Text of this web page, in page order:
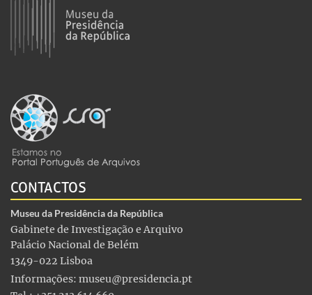
CONTACTOS
Museu da Presidência da República
Gabinete de Investigação e Arquivo
Palácio Nacional de Belém
1349-022 Lisboa
Informações: museu@presidencia.pt